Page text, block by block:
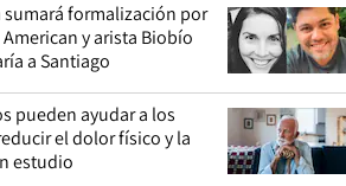
sumará formalización por
y arista Biobío
a Santiago
pueden ayudar a los
el dolor físico y la
estudio